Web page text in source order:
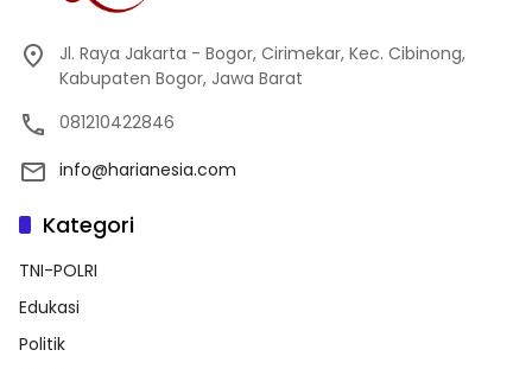
Jl. Raya Jakarta - Bogor, Cirimekar, Kec. Cibinong,
Kabupaten Bogor, Jawa Barat
081210422846
info@harianesia.com
Kategori
TNI-POLRI
Edukasi
Politik